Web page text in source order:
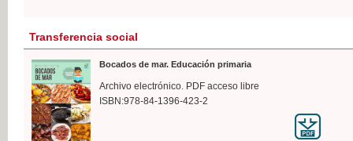
Transferencia social
Bocados de mar. Educación primaria
Archivo electrónico. PDF acceso libre
ISBN:978-84-1396-423-2